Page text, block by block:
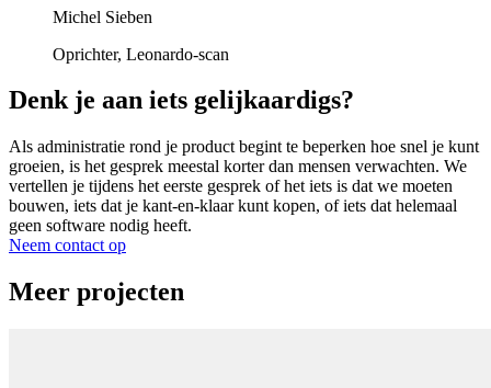
Michel Sieben
Oprichter, Leonardo-scan
Denk je aan iets gelijkaardigs?
Als administratie rond je product begint te beperken hoe snel je kunt
groeien, is het gesprek meestal korter dan mensen verwachten. We
vertellen je tijdens het eerste gesprek of het iets is dat we moeten
bouwen, iets dat je kant-en-klaar kunt kopen, of iets dat helemaal
geen software nodig heeft.
Neem contact op
Meer projecten